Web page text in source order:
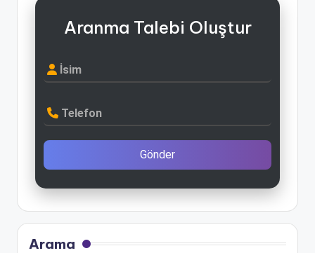
Aranma Talebi Oluştur
İsim
Telefon
Gönder
Arama